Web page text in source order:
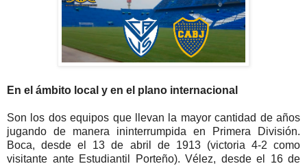
En el ámbito local y en el plano internacional
Son los dos equipos que llevan la mayor cantidad de años
jugando de manera ininterrumpida en Primera División.
Boca, desde el 13 de abril de 1913 (victoria 4-2 como
visitante ante Estudiantil Porteño). Vélez, desde el 16 de